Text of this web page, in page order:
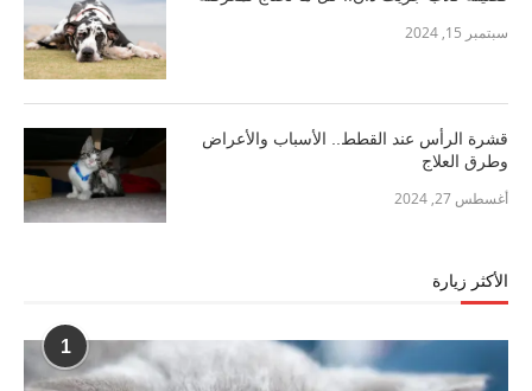
سبتمبر 15, 2024
قشرة الرأس عند القطط.. الأسباب والأعراض
وطرق العلاج
أغسطس 27, 2024
الأكثر زيارة
1